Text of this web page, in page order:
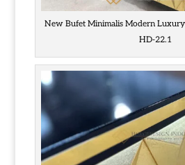
New Bufet Minimalis Modern
HD-22.1